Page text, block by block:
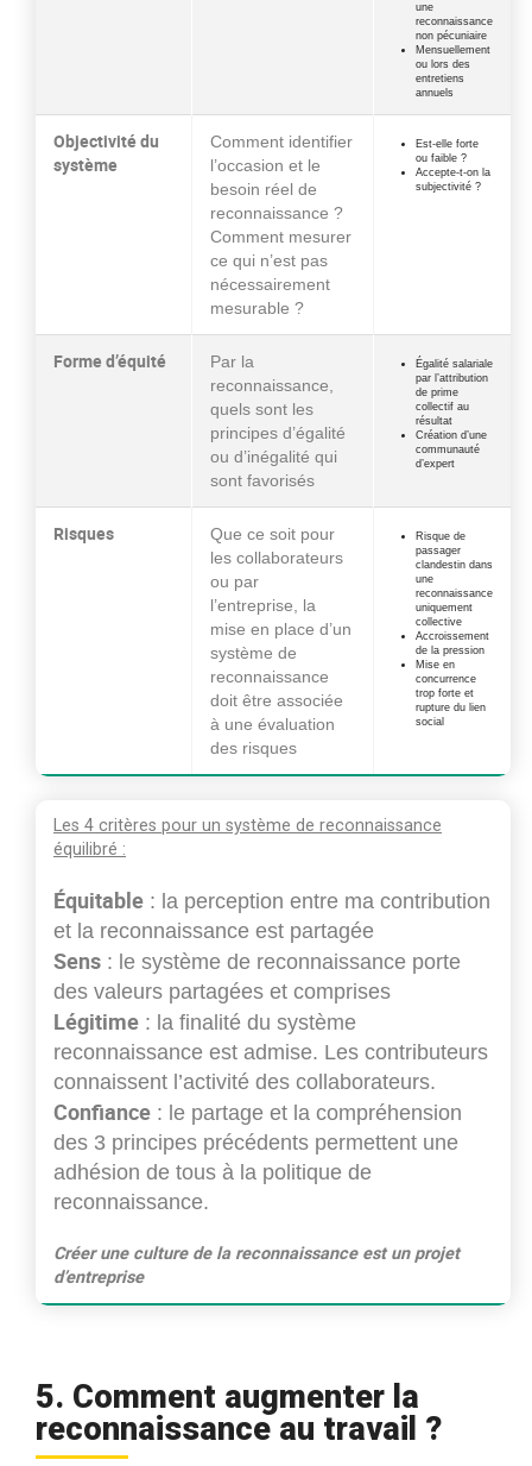
une
reconnaissance
non pécuniaire
Mensuellement
ou lors des
entretiens
annuels
Objectivité du
système
Comment identifier
l’occasion et le
besoin réel de
reconnaissance ?
Comment mesurer
ce qui n’est pas
nécessairement
mesurable ?
Est-elle forte
ou faible ?
Accepte-t-on la
subjectivité ?
Forme d’équité
Par la
reconnaissance,
quels sont les
principes d’égalité
ou d’inégalité qui
sont favorisés
Égalité salariale
par l’attribution
de prime
collectif au
résultat
Création d’une
communauté
d’expert
Risques
Que ce soit pour
les collaborateurs
ou par
l’entreprise, la
mise en place d’un
système de
reconnaissance
doit être associée
à une évaluation
des risques
Risque de
passager
clandestin dans
une
reconnaissance
uniquement
collective
Accroissement
de la pression
Mise en
concurrence
trop forte et
rupture du lien
social
Les 4 critères pour un système de reconnaissance
équilibré :
Équitable : la perception entre ma contribution
et la reconnaissance est partagée
Sens : le système de reconnaissance porte
des valeurs partagées et comprises
Légitime : la finalité du système
reconnaissance est admise. Les contributeurs
connaissent l’activité des collaborateurs.
Confiance : le partage et la compréhension
des 3 principes précédents permettent une
adhésion de tous à la politique de
reconnaissance.
Créer une culture de la reconnaissance est un projet
d’entreprise
5. Comment augmenter la
reconnaissance au travail ?